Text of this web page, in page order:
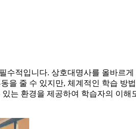
수적입니다. 상호대명사를 올바르
줄 수 있지만, 체계적인 학습 방
는 환경을 제공하여 학습자의 이